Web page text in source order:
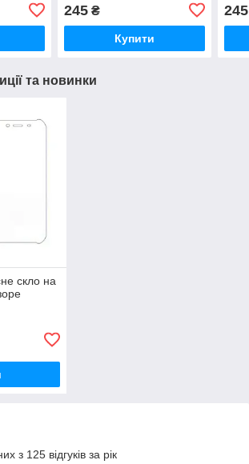
245₴
Купити
245
та новинки
скло на
з 125 відгуків за рік